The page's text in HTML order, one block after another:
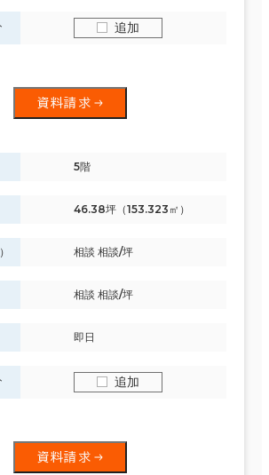
追加
資料請求
5階
46.38坪（153.323㎡）
相談 相談/坪
相談 相談/坪
即日
追加
資料請求